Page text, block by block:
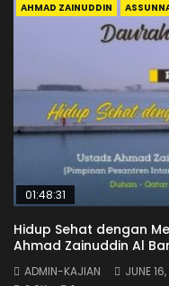
AHMAD ZAINUDDIN
01:48:31
Hidup Sehat dengan
Ahmad Zainuddin Al
ADMIN-KAJIAN
JUNE